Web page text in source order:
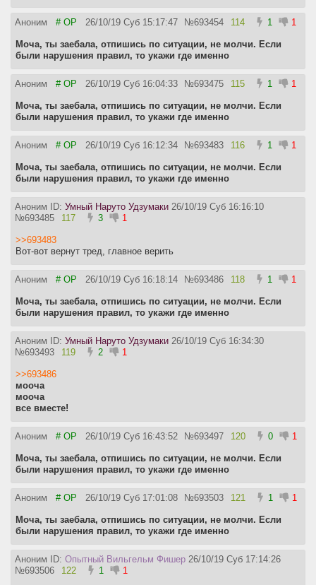
Аноним # OP 26/10/19 Суб 15:17:47 №693454 114 1 1
Моча, ты заебала, отпишись по ситуации, не молчи. Если
были нарушения правил, то укажи где именно
Аноним # OP 26/10/19 Суб 16:04:33 №693475 115 1 1
Моча, ты заебала, отпишись по ситуации, не молчи. Если
были нарушения правил, то укажи где именно
Аноним # OP 26/10/19 Суб 16:12:34 №693483 116 1 1
Моча, ты заебала, отпишись по ситуации, не молчи. Если
были нарушения правил, то укажи где именно
Аноним ID: Умный Наруто Удзумаки 26/10/19 Суб 16:16:10
№693485 117 3 1
>>693483
Вот-вот вернут тред, главное верить
Аноним # OP 26/10/19 Суб 16:18:14 №693486 118 1 1
Моча, ты заебала, отпишись по ситуации, не молчи. Если
были нарушения правил, то укажи где именно
Аноним ID: Умный Наруто Удзумаки 26/10/19 Суб 16:34:30
№693493 119 2 1
>>693486
мооча
мооча
все вместе!
Аноним # OP 26/10/19 Суб 16:43:52 №693497 120 0 1
Моча, ты заебала, отпишись по ситуации, не молчи. Если
были нарушения правил, то укажи где именно
Аноним # OP 26/10/19 Суб 17:01:08 №693503 121 1 1
Моча, ты заебала, отпишись по ситуации, не молчи. Если
были нарушения правил, то укажи где именно
Аноним ID: Опытный Вильгельм Фишер 26/10/19 Суб 17:14:26
№693506 122 1 1